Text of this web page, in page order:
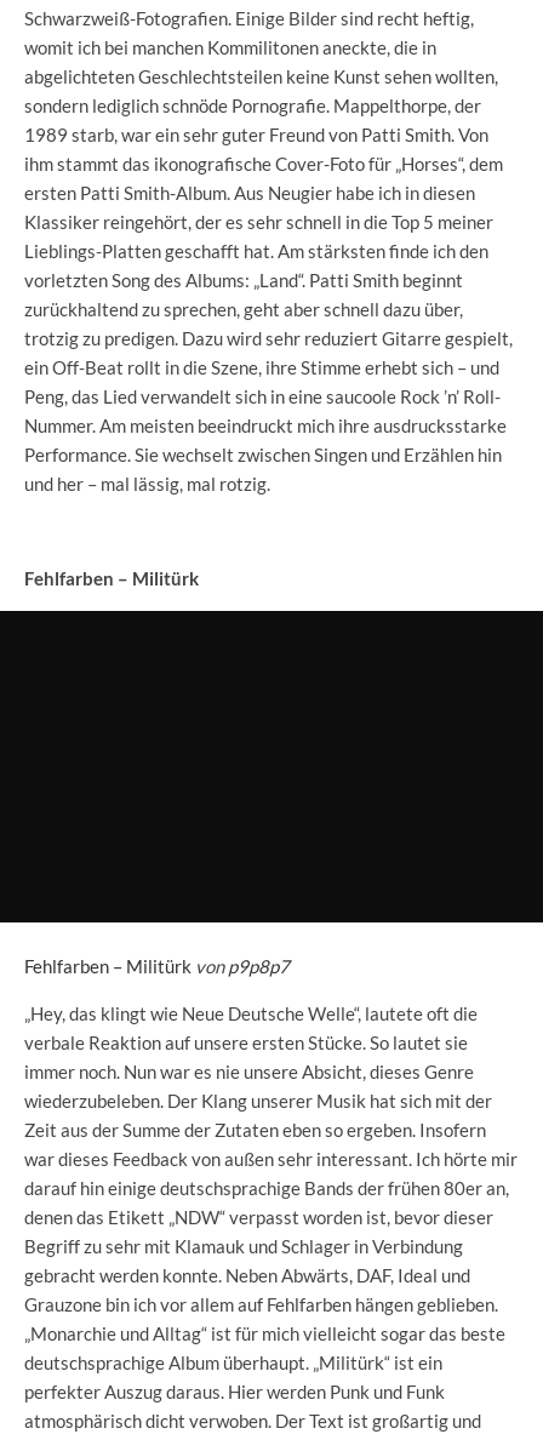
Schwarzweiß-Fotografien. Einige Bilder sind recht heftig,
womit ich bei manchen Kommilitonen aneckte, die in
abgelichteten Geschlechtsteilen keine Kunst sehen wollten,
sondern lediglich schnöde Pornografie. Mappelthorpe, der
1989 starb, war ein sehr guter Freund von Patti Smith. Von
ihm stammt das ikonografische Cover-Foto für „Horses“, dem
ersten Patti Smith-Album. Aus Neugier habe ich in diesen
Klassiker reingehört, der es sehr schnell in die Top 5 meiner
Lieblings-Platten geschafft hat. Am stärksten finde ich den
vorletzten Song des Albums: „Land“. Patti Smith beginnt
zurückhaltend zu sprechen, geht aber schnell dazu über,
trotzig zu predigen. Dazu wird sehr reduziert Gitarre gespielt,
ein Off-Beat rollt in die Szene, ihre Stimme erhebt sich – und
Peng, das Lied verwandelt sich in eine saucoole Rock ’n’ Roll-
Nummer. Am meisten beeindruckt mich ihre ausdrucksstarke
Performance. Sie wechselt zwischen Singen und Erzählen hin
und her – mal lässig, mal rotzig.
Fehlfarben – Militürk
Fehlfarben – Militürk vonp9p8p7
„Hey, das klingt wie Neue Deutsche Welle“, lautete oft die
verbale Reaktion auf unsere ersten Stücke. So lautet sie
immer noch. Nun war es nie unsere Absicht, dieses Genre
wiederzubeleben. Der Klang unserer Musik hat sich mit der
Zeit aus der Summe der Zutaten eben so ergeben. Insofern
war dieses Feedback von außen sehr interessant. Ich hörte mir
darauf hin einige deutschsprachige Bands der frühen 80er an,
denen das Etikett „NDW“ verpasst worden ist, bevor dieser
Begriff zu sehr mit Klamauk und Schlager in Verbindung
gebracht werden konnte. Neben Abwärts, DAF, Ideal und
Grauzone bin ich vor allem auf Fehlfarben hängen geblieben.
„Monarchie und Alltag“ ist für mich vielleicht sogar das beste
deutschsprachige Album überhaupt. „Militürk“ ist ein
perfekter Auszug daraus. Hier werden Punk und Funk
atmosphärisch dicht verwoben. Der Text ist großartig und